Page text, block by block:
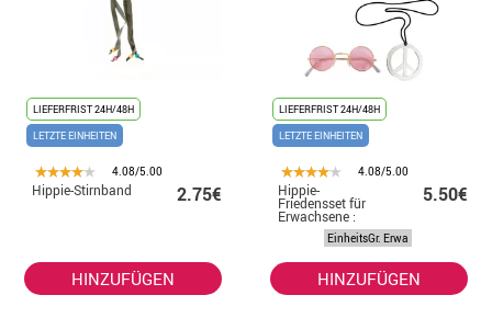
LIEFERFRIST 24H/48H
LETZTE EINHEITEN
4.08/5.00
Hippie-Stirnband 2.75€
HINZUFÜGEN
LIEFERFRIST 24H/48H
LETZTE EINHEITEN
4.08/5.00
Hippie-
Friedensset für
Erwachsene :
Stirnband, Brille
und Halskette
5.50€
EinheitsGr. Erwa
HINZUFÜGEN